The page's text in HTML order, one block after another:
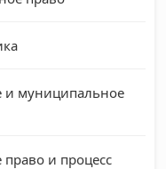
и муниципальное
и процесс